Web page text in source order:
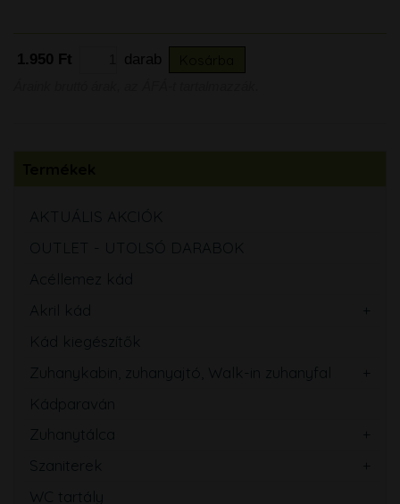
1.950 Ft darab
AKTUÁLIS AKCIÓK
OUTLET - UTOLSÓ DARABOK
Acéllemez kád
Akril kád
Kád kiegészítők
Zuhanykabin, zuhanyajtó, Walk-in zuhanyfal
Kádparaván
Zuhanytálca
Szaniterek
WC tartály